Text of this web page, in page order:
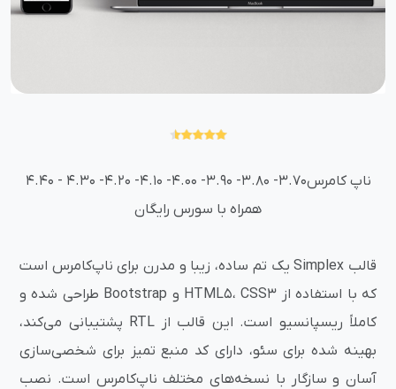
ناپ کامرس3.70- 3.80- 3.90- 4.00- 4.10- 4.20- 4.30 - 4.40
همراه با سورس رایگان
قالب Simplex یک تم ساده، زیبا و مدرن برای ناپ‌کامرس است
که با استفاده از HTML5، CSS3 و Bootstrap طراحی شده و
کاملاً ریسپانسیو است. این قالب از RTL پشتیبانی می‌کند،
بهینه شده برای سئو، دارای کد منبع تمیز برای شخصی‌سازی
آسان و سازگار با نسخه‌های مختلف ناپ‌کامرس است. نصب